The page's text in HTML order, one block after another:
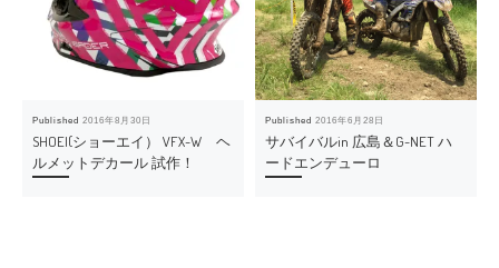
Published2016年8月30日
SHOEI(ショーエイ） VFX-W ヘ
ルメットデカール 試作！
Published2016年6月28日
サバイバルin 広島＆G-NET ハ
ードエンデューロ